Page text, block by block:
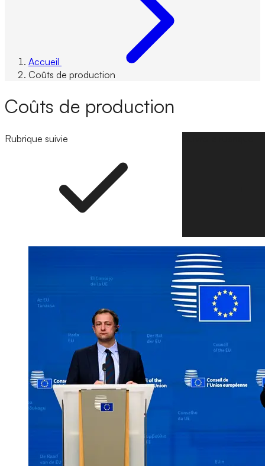
Accueil
Coûts de production
Coûts de production
Rubrique suivie